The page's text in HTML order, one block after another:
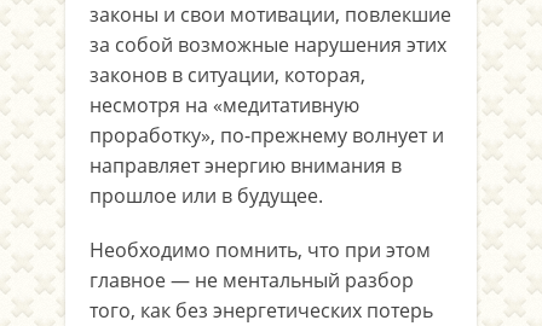
законы и свои мотивации, повлекшие
за собой возможные нарушения этих
законов в ситуации, которая,
несмотря на «медитативную
проработку», по-прежнему волнует и
направляет энергию внимания в
прошлое или в будущее.
Необходимо помнить, что при этом
главное — не ментальный разбор
того, как без энергетических потерь